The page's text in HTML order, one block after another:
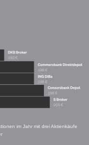
im Jahr mit drei Aktienkäufe